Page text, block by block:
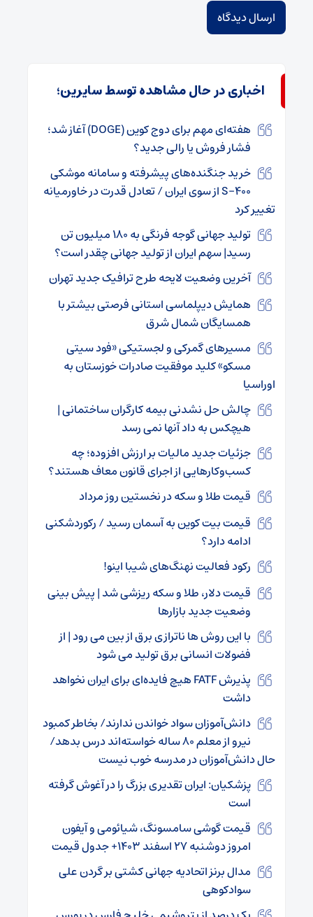
اخباری در حال مشاهده توسط سایرین؛
هفته‌ای مهم برای دوج کوین (DOGE) آغاز شد؛
فشار فروش یا رالی جدید؟
خرید جنگنده‌های پیشرفته و سامانه‌ موشکی
S-۴۰۰ از سوی ایران / تعادل قدرت در خاورمیانه
تغییر کرد
تولید جهانی گوجه فرنگی به ۱۸۰ میلیون تن
رسید| سهم ایران از تولید جهانی چقدر است؟
آخرین وضعیت لایحه طرح ترافیک جدید تهران
همایش دیپلماسی استانی فرصتی بیشتر با
همسایگان شمال شرق
مسیرهای گمرکی و لجستیکی «فود سیتی
مسکو» کلید موفقیت صادرات خوزستان به
اوراسیا
چالش حل نشدنی بیمه کارگران ساختمانی |
هیچکس به داد آنها نمی‌ رسد
جزئیات جدید مالیات بر ارزش افزوده؛ چه
کسب‌وکارهایی از اجرای قانون معاف هستند؟
قیمت طلا و سکه در نخستین روز مرداد
قیمت بیت کوین به آسمان رسید / رکوردشکنی
ادامه دارد؟
رکود فعالیت نهنگ‌های شیبا اینو!
قیمت دلار، طلا و سکه ریزشی شد | پیش بینی
وضعیت جدید بازارها
با این روش ها ناترازی برق از بین می رود | از
فضولات انسانی برق تولید می شود
پذیرش FATF هیچ فایده‌ای برای ایران نخواهد
داشت
دانش‌آموزان سواد خواندن ندارند/ بخاطر کمبود
نیرو از معلم ۸۰ ساله خواسته‌اند درس بدهد/
حال دانش‌آموزان در مدرسه خوب نیست
پزشکیان: ایران تقدیری بزرگ را در آغوش گرفته
است
قیمت گوشی سامسونگ، شیائومی و آیفون
امروز دوشنبه ۲۷ اسفند ۱۴۰۳+ جدول قیمت
مدال برنز اتحادیه جهانی کشتی بر گردن علی
سوادکوهی